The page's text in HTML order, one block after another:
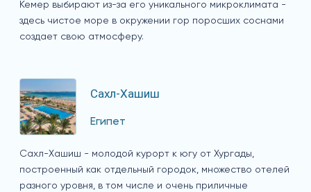
Кемер выбирают из-за его уникального микроклимата -
здесь чистое море в окружении гор поросших соснами
создает свою атмосферу.
Сахл-Хашиш
Египет
Сахл-Хашиш - молодой курорт к югу от Хургады,
построенный как отдельный городок, множество отелей
разного уровня, в том числе и очень приличные